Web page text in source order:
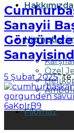
Hakkımızda
Özel
Filomuz
Sanayii
5 Şubat 2025’'